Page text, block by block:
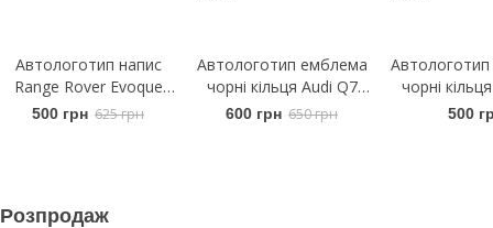
Автологотип напис
Range Rover Evoque
L538 2011-2018 на
500 грн 625 грн
Автологотип емблема
чорні кільця Audi Q7
2015- Black Edition в
600 грн 650 грн
чорні
2016-500
Розпродаж